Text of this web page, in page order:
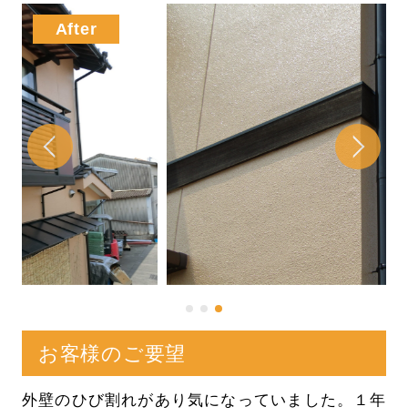
お客様のご要望
外壁のひび割れがあり気になっていました。１年